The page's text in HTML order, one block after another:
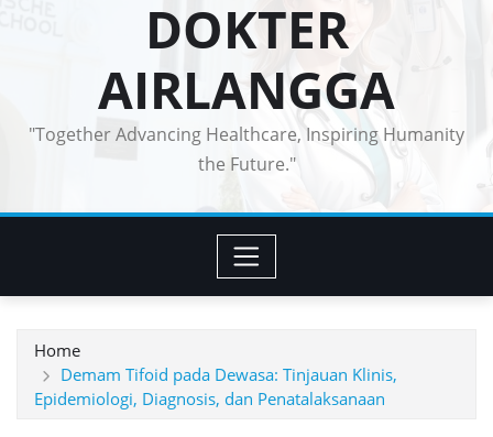
DOKTER
AIRLANGGA
"Together Advancing Healthcare, Inspiring Humanity
the Future."
Home
Demam Tifoid pada Dewasa: Tinjauan Klinis,
Epidemiologi, Diagnosis, dan Penatalaksanaan